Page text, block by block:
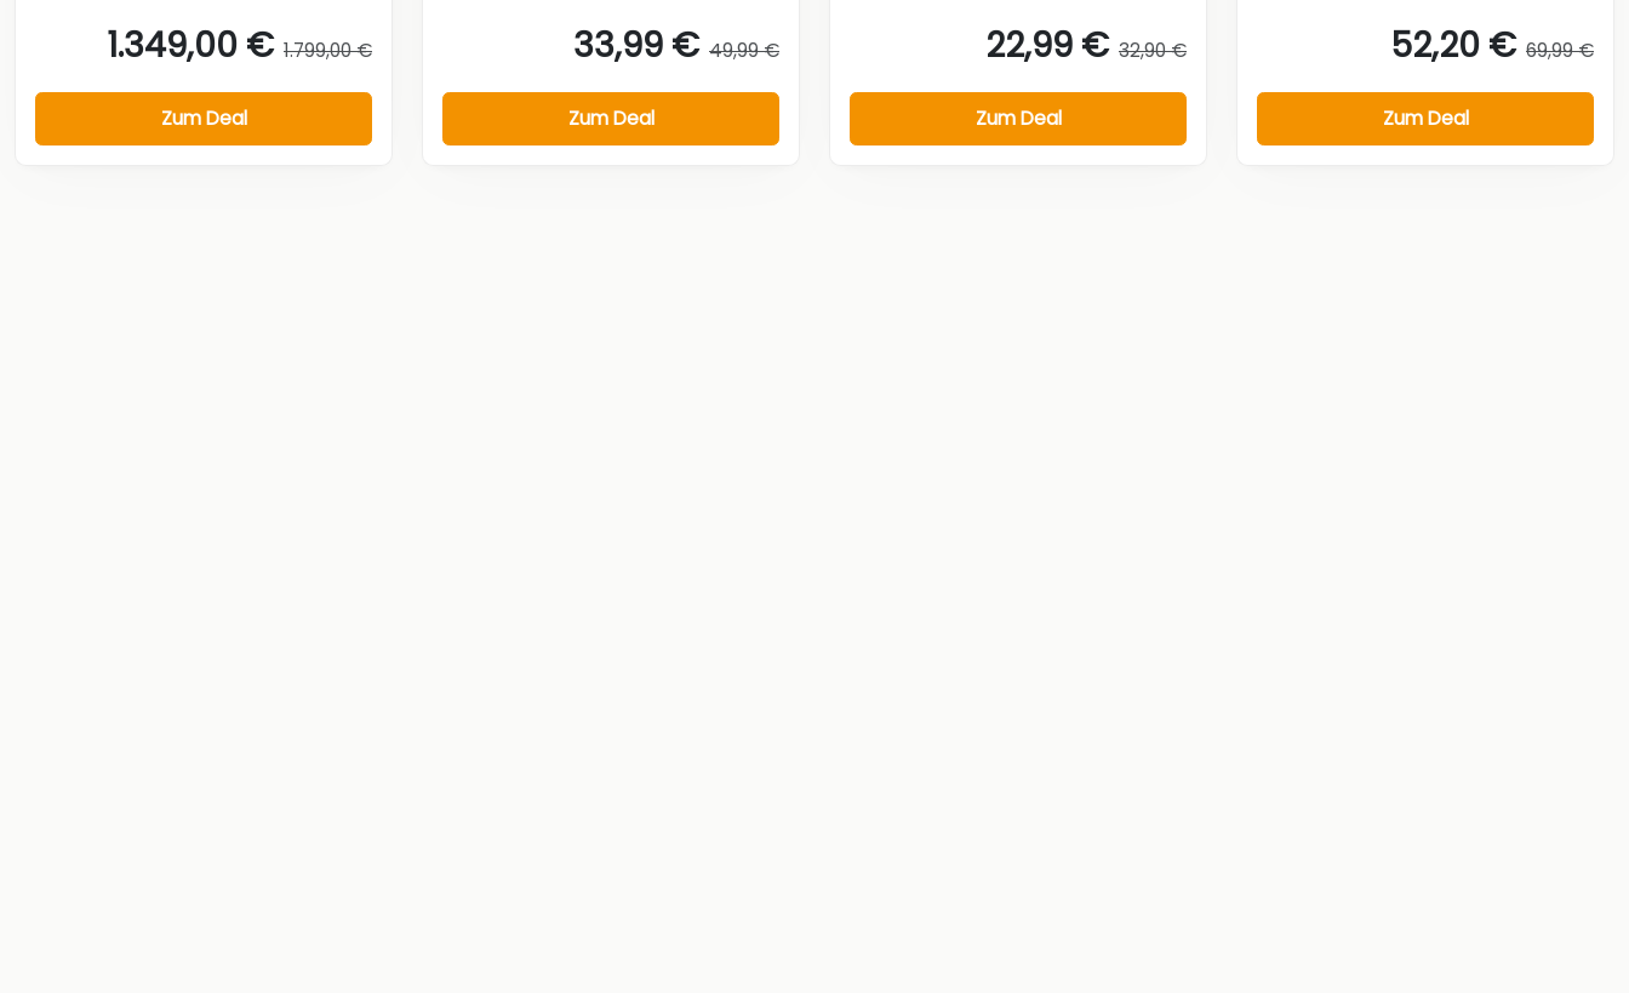
1.349,00 € 1.799,00 €
Zum Deal
33,99 € 49,99 €
Zum Deal
22,99 € 32,90 €
Zum Deal
52,20 € 69,99 €
Zum Deal